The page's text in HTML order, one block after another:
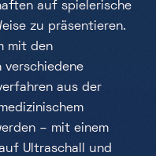
auf spielerische
zu präsentieren.
mit den
verschiedene
aus der
– mit einem
Ultraschall und